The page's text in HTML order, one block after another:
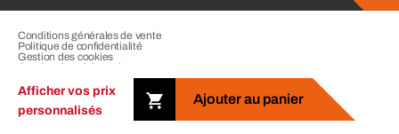
Afficher vos prix
personnalisés
Ajouter au panier
Copyright © 2026 Berner Group. Tous droits réservés.
Conditions générales de vente
Politique de confidentialité
Gestion des cookies
Gestion des réclamations